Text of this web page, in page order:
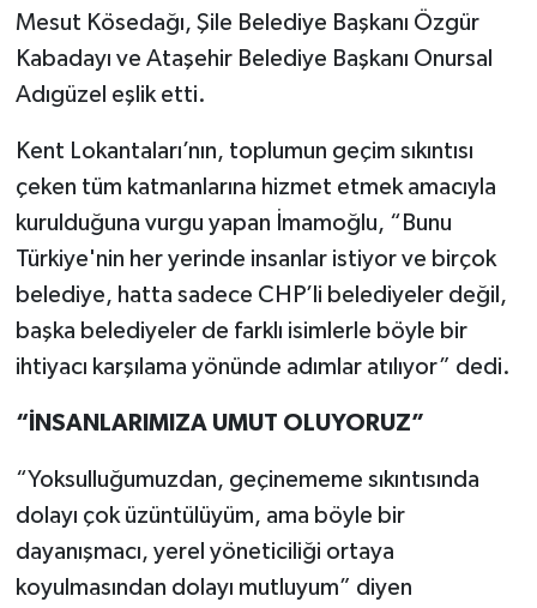
Mesut Kösedağı, Şile Belediye Başkanı Özgür
Kabadayı ve Ataşehir Belediye Başkanı Onursal
Adıgüzel eşlik etti.
Kent Lokantaları’nın, toplumun geçim sıkıntısı
çeken tüm katmanlarına hizmet etmek amacıyla
kurulduğuna vurgu yapan İmamoğlu, “Bunu
Türkiye'nin her yerinde insanlar istiyor ve birçok
belediye, hatta sadece CHP’li belediyeler değil,
başka belediyeler de farklı isimlerle böyle bir
ihtiyacı karşılama yönünde adımlar atılıyor” dedi.
“İNSANLARIMIZA UMUT OLUYORUZ”
“Yoksulluğumuzdan, geçinememe sıkıntısında
dolayı çok üzüntülüyüm, ama böyle bir
dayanışmacı, yerel yöneticiliği ortaya
koyulmasından dolayı mutluyum” diyen